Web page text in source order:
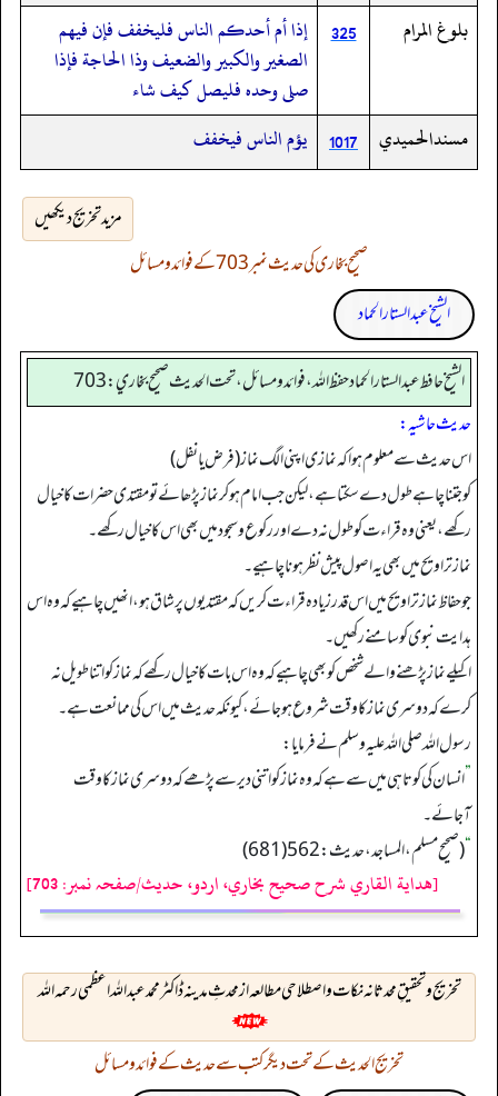
بلوغ المرام
325
إذا أم أحدكم الناس فليخفف فإن فيهم
الصغير والكبير والضعيف وذا الحاجة فإذا
صلى وحده فليصل كيف شاء
مسندالحميدي 1017 يؤم الناس فيخفف
مزید تخریج دیکھیں
صحیح بخاری کی حدیث نمبر 703 کے فوائد و مسائل
الشیخ عبدالستار الحماد
الشيخ حافط عبدالستار الحماد حفظ الله، فوائد و مسائل، تحت الحديث صحيح بخاري:703
حدیث حاشیہ:
اس حدیث سے معلوم ہوا کہ نمازی اپنی الگ نماز (فرض یا نفل)
کوجتنا چاہے طول دے سکتا ہے، لیکن جب امام ہو کر نماز پڑھائے تو مقتدی حضرات کا خیال
رکھے، یعنی وہ قراءت کو طول نہ دے اور رکوع وسجود میں بھی اس کا خیال رکھے۔
نماز تراویح میں بھی یہ اصول پیش نظر ہونا چاہیے۔
جو حفاظ نماز تراویح میں اس قدر زیادہ قراءت کریں کہ مقتدیوں پر شاق ہو، انھیں چاہیے کہ وہ اس
ہدایت نبوی کو سامنے رکھیں۔
اکیلے نماز پڑھنے والے شخص کو بھی چاہیے کہ وہ اس بات کا خیال رکھے کہ نماز کو اتنا طویل نہ
کرے کہ دوسری نماز کا وقت شروع ہوجائے، کیونکہ حدیث میں اس کی ممانعت ہے۔
رسول اللہ صلی اللہ علیہ وسلم نے فرمایا:
”انسان کی کوتاہی میں سے ہے کہ وہ نماز کو اتنی دیر سے پڑھے کہ دوسری نماز کا وقت
آجائے۔
“(صحیح مسلم، المساجد، حديث: 562 (681)
[هداية القاري شرح صحيح بخاري، اردو، حدیث/صفحہ نمبر: 703]
تخريج وتحقيقِ محدثانہ نکات و اصطلاحی مطالعہ از محدثِ مدینہ ڈاکٹر محمد عبداللہ اعظمی رحمہ اللہ
تخریج الحدیث کے تحت دیگر کتب سے حدیث کے فوائد و مسائل